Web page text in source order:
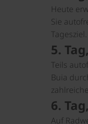
Heute
Sie
Tagesziel.
5.
Teils
Buia
6.
Auf